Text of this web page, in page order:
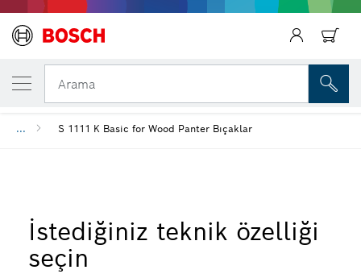
Arama
... S 1111 K Basic for Wood Panter Bıçaklar
İstediğiniz teknik özelliği
seçin
SEÇTIĞINIZ MODEL
S 1111 K Basic for Wood Panter Testere